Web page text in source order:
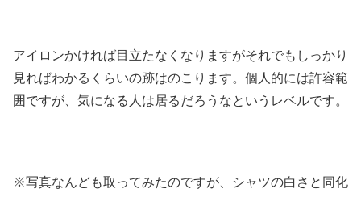
アイロンかければ目立たなくなりますがそれでもしっかり
見ればわかるくらいの跡はのこります。個人的には許容範
囲ですが、気になる人は居るだろうなというレベルです。
※写真なんども取ってみたのですが、シャツの白さと同化